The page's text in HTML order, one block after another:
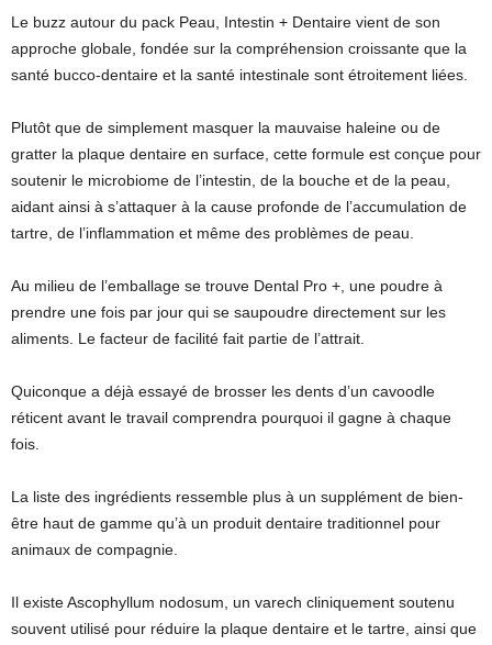
Le buzz autour du pack Peau, Intestin + Dentaire vient de son
approche globale, fondée sur la compréhension croissante que la
santé bucco-dentaire et la santé intestinale sont étroitement liées.
Plutôt que de simplement masquer la mauvaise haleine ou de
gratter la plaque dentaire en surface, cette formule est conçue pour
soutenir le microbiome de l’intestin, de la bouche et de la peau,
aidant ainsi à s’attaquer à la cause profonde de l’accumulation de
tartre, de l’inflammation et même des problèmes de peau.
Au milieu de l’emballage se trouve Dental Pro +, une poudre à
prendre une fois par jour qui se saupoudre directement sur les
aliments. Le facteur de facilité fait partie de l’attrait.
Quiconque a déjà essayé de brosser les dents d’un cavoodle
réticent avant le travail comprendra pourquoi il gagne à chaque
fois.
La liste des ingrédients ressemble plus à un supplément de bien-
être haut de gamme qu’à un produit dentaire traditionnel pour
animaux de compagnie.
Il existe Ascophyllum nodosum, un varech cliniquement soutenu
souvent utilisé pour réduire la plaque dentaire et le tartre, ainsi que